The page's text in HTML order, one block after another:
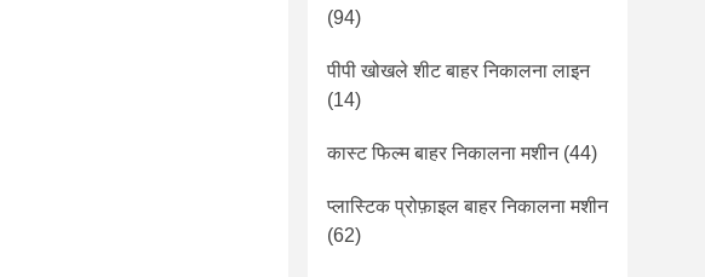
(94)
पीपी खोखले शीट बाहर निकालना लाइन
(14)
कास्ट फिल्म बाहर निकालना मशीन(44)
प्लास्टिक प्रोफ़ाइल बाहर निकालना मशीन
(62)